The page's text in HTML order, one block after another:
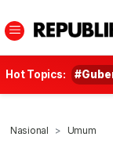
Hot Topics:
Nasional Umum